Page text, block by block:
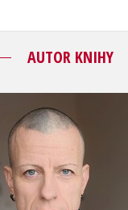
AUTOR KNIHY